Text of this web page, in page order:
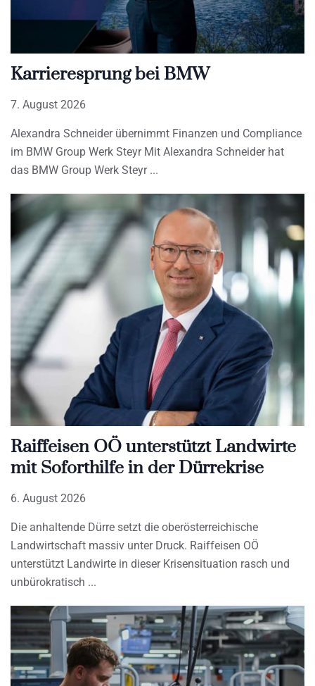
Karrieresprung bei BMW
7. August 2026
Alexandra Schneider übernimmt Finanzen und Compliance
im BMW Group Werk Steyr Mit Alexandra Schneider hat
das BMW Group Werk Steyr
Raiffeisen OÖ unterstützt Landwirte
mit Soforthilfe in der Dürrekrise
6. August 2026
Die anhaltende Dürre setzt die oberösterreichische
Landwirtschaft massiv unter Druck. Raiffeisen OÖ
unterstützt Landwirte in dieser Krisensituation rasch und
unbürokratisch